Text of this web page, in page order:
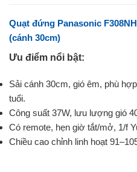
Quạt đứng Panasonic
(cánh 30cm)
Ưu điểm nổi bật:
Sải cánh 30cm, gió êm, phù
tuổi.
Công suất 37W, lưu lượng gió
Có remote, hẹn giờ tắt/mở, 1/f
Chiều cao chỉnh linh hoạt